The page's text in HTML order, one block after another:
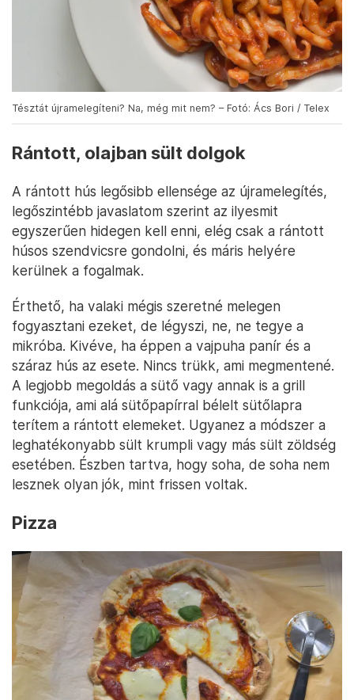
Tésztát újramelegíteni? Na, még mit nem? – Fotó: Ács Bori / Telex
Rántott, olajban sült dolgok
A rántott hús legősibb ellensége az újramelegítés,
legőszintébb javaslatom szerint az ilyesmit
egyszerűen hidegen kell enni, elég csak a rántott
húsos szendvicsre gondolni, és máris helyére
kerülnek a fogalmak.
Érthető, ha valaki mégis szeretné melegen
fogyasztani ezeket, de légyszi, ne, ne tegye a
mikróba. Kivéve, ha éppen a vajpuha panír és a
száraz hús az esete. Nincs trükk, ami megmentené.
A legjobb megoldás a sütő vagy annak is a grill
funkciója, ami alá sütőpapírral bélelt sütőlapra
terítem a rántott elemeket. Ugyanez a módszer a
leghatékonyabb sült krumpli vagy más sült zöldség
esetében. Észben tartva, hogy soha, de soha nem
lesznek olyan jók, mint frissen voltak.
Pizza